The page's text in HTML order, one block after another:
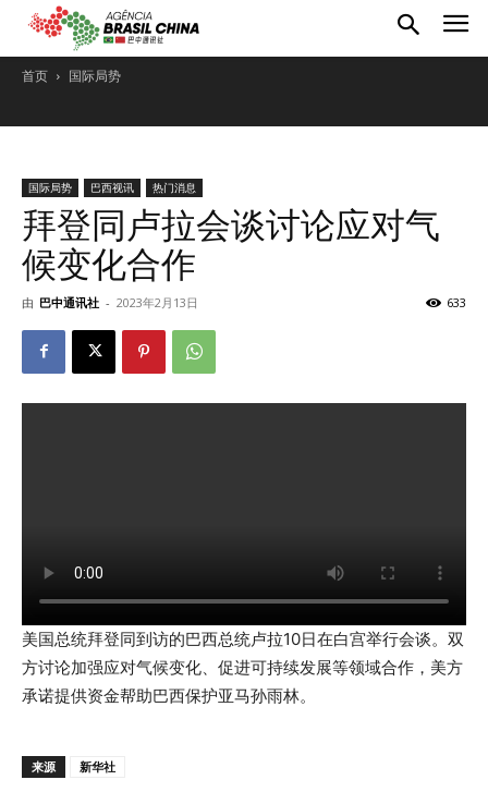
首页 国际局势
国际局势 巴西视讯 热门消息
拜登同卢拉会谈讨论应对气
候变化合作
由 巴中通讯社 - 2023年2月13日 633
美国总统拜登同到访的巴西总统卢拉10日在白宫举行会谈。双
方讨论加强应对气候变化、促进可持续发展等领域合作，美方
承诺提供资金帮助巴西保护亚马孙雨林。
来源 新华社